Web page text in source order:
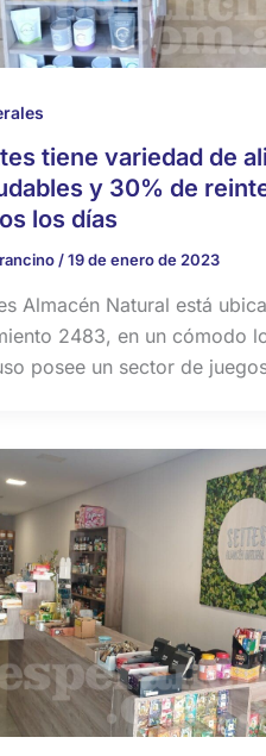
tiene variedad de
y 30% de
los días
/19 de enero de 2023
Almacén Natural está
2483, en un cómodo
posee un sector de